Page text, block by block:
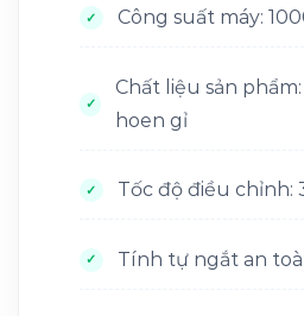
Công suất máy:
Chất liệu sản
hoen gỉ
Tốc độ điều chỉnh:
Tính tự ngắt an